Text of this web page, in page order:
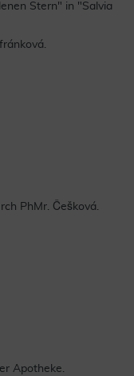
Stern" in "Salvia
PhMr. Češková.
Apotheke.